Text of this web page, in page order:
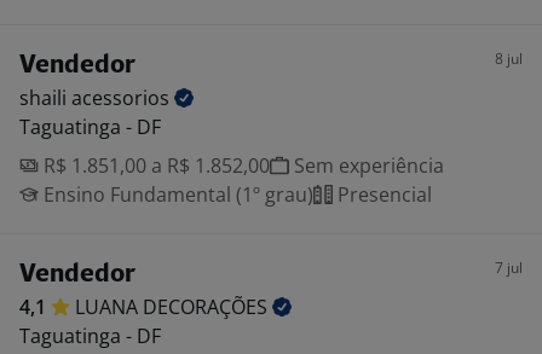
Vendedor 8 jul
shaili acessorios
Taguatinga - DF
R$ 1.851,00 a R$ 1.852,00
Sem experiência
Ensino Fundamental (1º grau)
Presencial
Vendedor 7 jul
4,1 LUANA DECORAÇÕES
Taguatinga - DF